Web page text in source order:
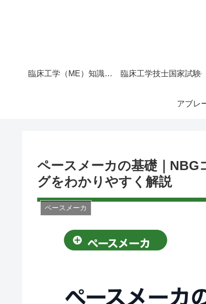
臨床工学（ME）知識マップ｜サイト全体の目次 臨床工学技士国家試験
アブレ
ペースメーカの基礎｜NBG
グをわかりやすく解説
ペースメーカ